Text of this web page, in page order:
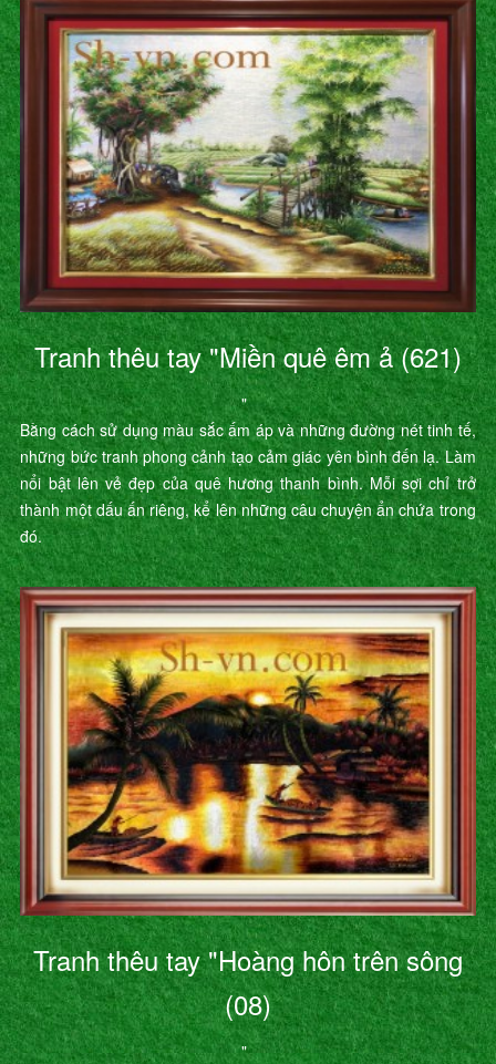
Tranh thêu tay "Miền quê êm ả (621)
"
Bằng cách sử dụng màu sắc ấm áp và những đường nét tinh tế,
những bức tranh phong cảnh tạo cảm giác yên bình đến lạ. Làm
nổi bật lên vẻ đẹp của quê hương thanh bình. Mỗi sợi chỉ trở
thành một dấu ấn riêng, kể lên những câu chuyện ẩn chứa trong
đó.
Tranh thêu tay "Hoàng hôn trên sông
(08)
"